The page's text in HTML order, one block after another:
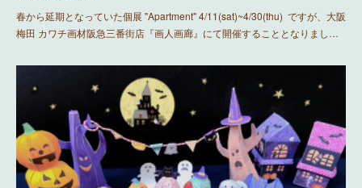
春から延期となっていた個展 "Apartment" 4/11(sat)~4/30(thu) ですが、大阪
梅田 カワチ画材阪急三番街店『画人画廊』にて開催することとなりまし…